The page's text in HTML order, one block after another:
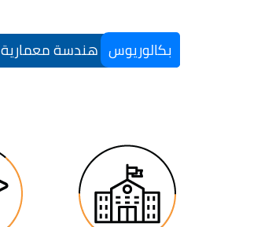
بكالوريوس هندسة معمارية